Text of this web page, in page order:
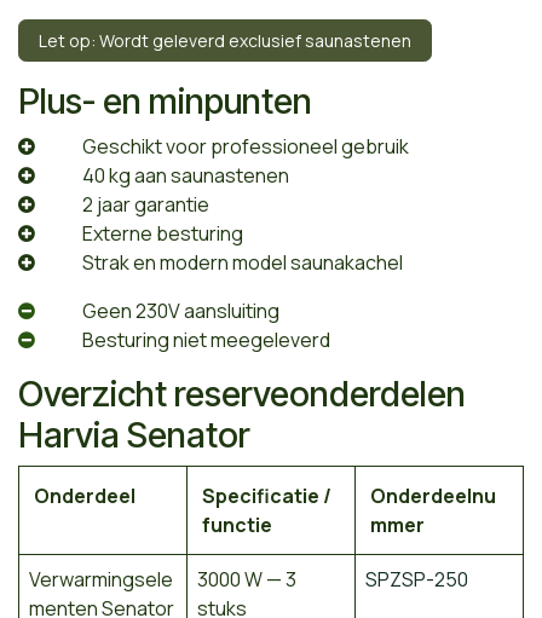
Let op: Wordt geleverd exclusief saunastenen
Plus- en minpunten
​Geschikt voor professioneel gebruik
​40 kg aan saunastenen
​2 jaar garantie
​Externe besturing
​Strak en modern model saunakachel
​Geen 230V aansluiting
​Besturing niet meegeleverd
Overzicht reserveonderdelen
Harvia Senator
Onderdeel
Specificatie /
functie
Onderdeelnu
mmer
Verwarmingsele
menten Senator
3000 W — 3
stuks
SPZSP-250